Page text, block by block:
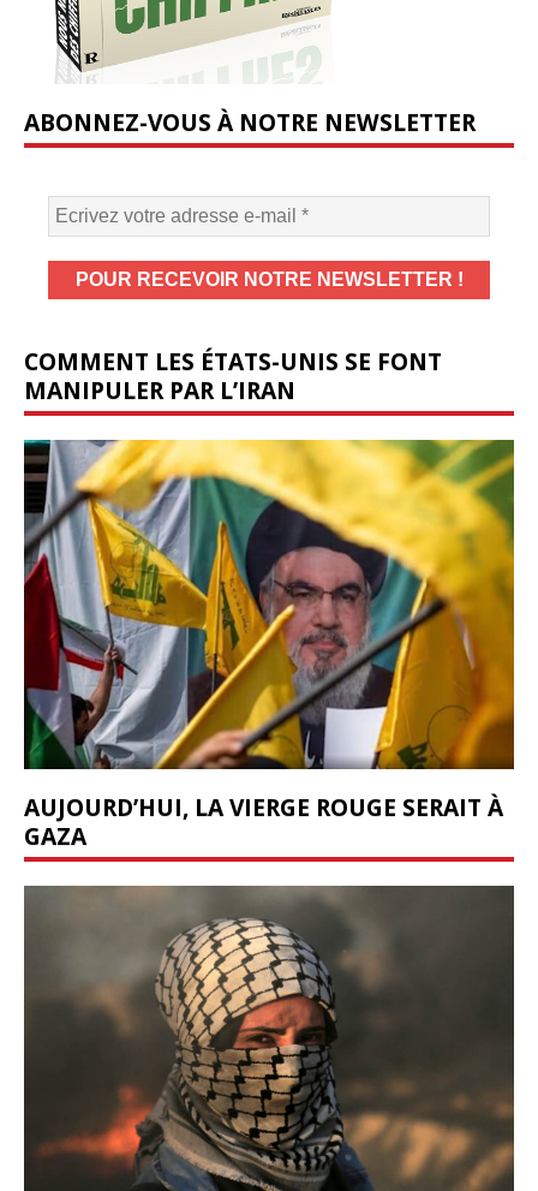
ABONNEZ-VOUS À NOTRE NEWSLETTER
COMMENT LES ÉTATS-UNIS SE FONT
MANIPULER PAR L’IRAN
AUJOURD’HUI, LA VIERGE ROUGE SERAIT À
GAZA